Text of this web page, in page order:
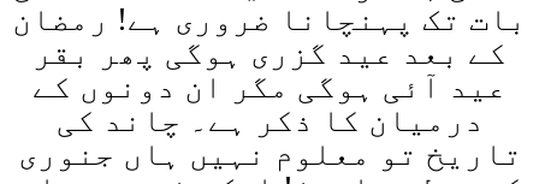
بات تک پہنچانا ضروری ہے! رمضان
کے بعد عید گزری ہوگی پھر بقر
عید آئی ہوگی مگر ان دونوں کے
درمیان کا ذکر ہے۔ چاند کی
تاریخ تو معلوم نہیں ہاں جنوری